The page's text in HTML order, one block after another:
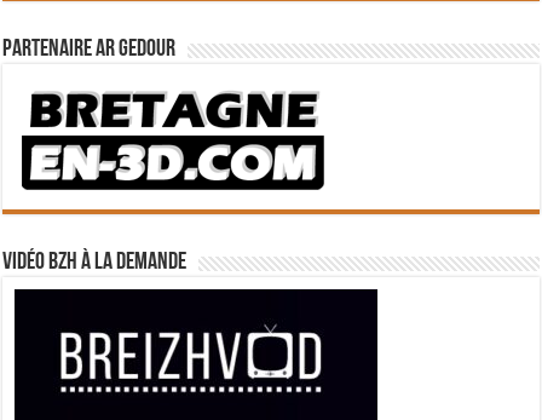
Partenaire Ar Gedour
Vidéo BZH à la demande